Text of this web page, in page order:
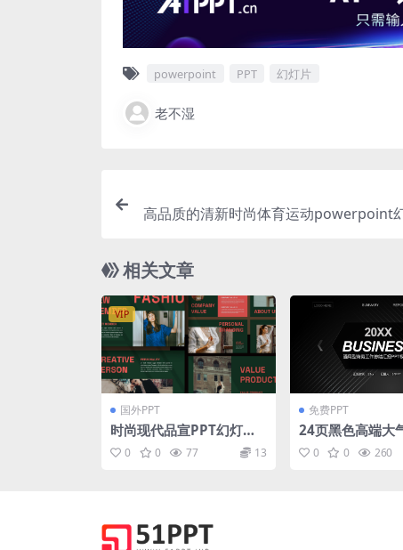
powerpoint PPT 幻灯片
老不湿
高品质的清新时尚体育运动powerpoint
相关文章
VIP
国外PPT
时尚现代品宣PPT幻灯片
设计模板 Parsley Power
point Template
0 0 77 13
免费PPT
24页黑色高端大
商务汇报PPT模
载
0 0 260